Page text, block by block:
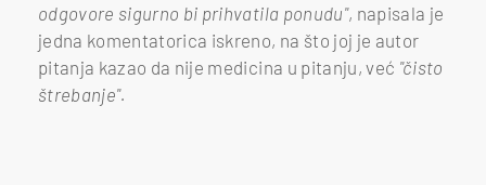
odgovore sigurno bi prihvatila ponudu", napisala je
jedna komentatorica iskreno, na što joj je autor
pitanja kazao da nije medicina u pitanju, već "čisto
štrebanje".